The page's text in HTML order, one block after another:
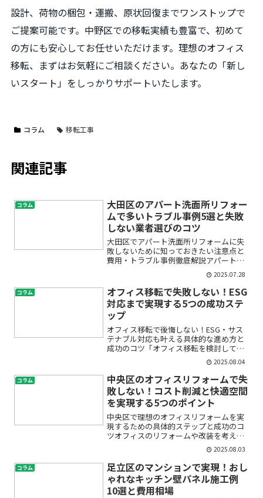
設計、荷物の梱包・運搬、原状回復までワンストップで
ご提案可能です。中野区での移転実績も豊富で、初めて
の方にも安心してお任せいただけます。理想のオフィス
移転、まずはお気軽にご相談ください。あなたの「新し
いスタート」をしっかりサポートいたします。
コラム 移転工事
関連記事
コラム
大田区のアパート洗面所リフォー
ムで多いトラブル事例5選と失敗
しない業者選びのコツ
大田区でアパート洗面所リフォームに失
敗しないために知っておきたい注意点と
費用・トラブル事例徹底解説アパートの
洗面所リフォームを検討していると、
「どんなトラブルがあるの？」「費用は
どれくらいかかるの？」「信頼できる業
者をどう選べばいい？」など...
2025.07.28
コラム
オフィス移転で失敗しない！ESG
対応まで実現する5つの成功ステ
ップ
オフィス移転で後悔しない！ESG・サス
テナブル対応も叶える具体的な進め方と
成功のコツ「オフィス移転を検討してい
るけれど、失敗したくない」「最近よく
聞くESGやグリーンオフィスって何をす
ればいいの？」そんな不安や疑問をお持
ちではないでしょうか...
2025.08.04
コラム
中央区のオフィスリフォームで失
敗しない！コスト削減と快適空間
を実現する5つのポイント
中央区で理想のオフィスリフォームを実
現するための具体的ステップと成功のコ
ツオフィスのリフォームや改装を考え始
めたとき、「本当に今の悩みが解消でき
るのだろうか」「費用が高くつかない
か」「どこに依頼すれば安心できるの
か」と、不安や疑問がたくさん...
2025.08.03
コラム
足立区のマンションで実現！おし
ゃれなキッチン壁パネル施工例
10選と費用相場